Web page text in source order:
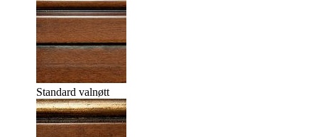
Standard valnøtt